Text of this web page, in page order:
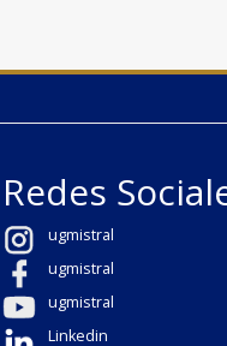
Redes
ugmistral
ugmistral
ugmistral
Linkedin